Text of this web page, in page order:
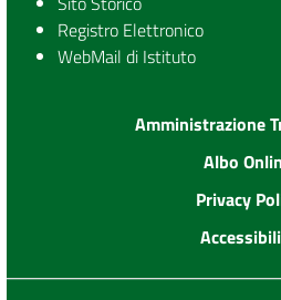
Registro Elettronico
WebMail di Istituto
Amministrazione
Albo
Privacy